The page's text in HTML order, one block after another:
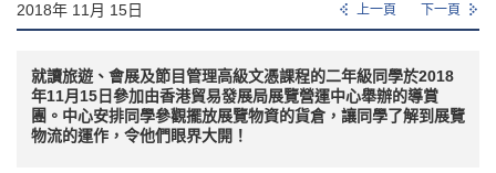
2018年 11月 15日 上一頁 下一頁
就讀旅遊、會展及節目管理高級文憑課程的二年級同學於2018
年11月15日參加由香港貿易發展局展覽營運中心舉辦的導賞
團。中心安排同學參觀擺放展覽物資的貨倉，讓同學了解到展覽
物流的運作，令他們眼界大開！